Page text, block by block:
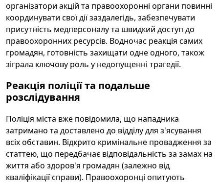
організатори акцій та правоохоронні органи повинні
координувати свої дії заздалегідь, забезпечувати
присутність медперсоналу та швидкий доступ до
правоохоронних ресурсів. Водночас реакція самих
громадян, готовність захищати одне одного, також
зіграла ключову роль у недопущенні трагедії.
Реакція поліції та подальше
розслідування
Поліція міста вже повідомила, що нападника
затримано та доставлено до відділу для з'ясування
всіх обставин. Відкрито кримінальне провадження за
статтею, що передбачає відповідальність за замах на
життя або здоров'я громадян (залежно від
кваліфікації справи). Правоохоронці опитують